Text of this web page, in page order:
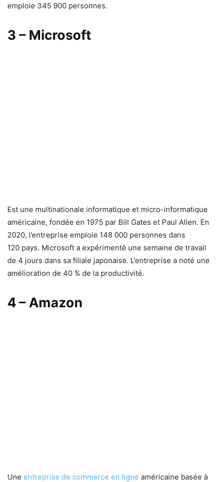
emploie 345 900 personnes.
3 – Microsoft
Est une multinationale informatique et micro-informatique
américaine, fondée en 1975 par Bill Gates et Paul Allen. En
2020, l’entreprise emploie 148 000 personnes dans
120 pays. Microsoft a expérimenté une semaine de travail
de 4 jours dans sa filiale japonaise. L’entreprise a noté une
amélioration de 40 % de la productivité.
4 – Amazon
Une entreprise de commerce en ligne américaine basée à